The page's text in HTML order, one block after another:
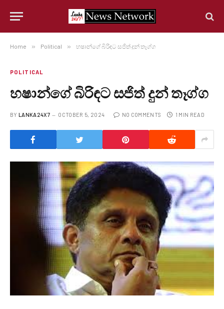
Home » Political » හෂාන්ගේ බිරිඳට සජිත් දුන් තෑග්ග
POLITICAL
හෂාන්ගේ බිරිඳට සජිත් දුන් තෑග්ග
BY LANKA24X7 OCTOBER 5, 2024 NO COMMENTS 1 MIN READ